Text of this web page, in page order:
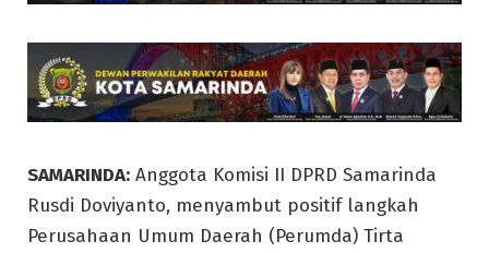
SAMARINDA: Anggota Komisi II DPRD Samarinda
Rusdi Doviyanto, menyambut positif langkah
Perusahaan Umum Daerah (Perumda) Tirta